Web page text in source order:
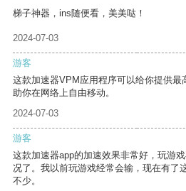
梯子神器，ins随便看，美美哒！
2024-07-03
游客
这款加速器VPM应用程序可以给你提供最
助你在网络上自由移动。
2024-07-03
游客
这款加速器app的加速效果非常好，玩游
况了。我以前玩游戏经常会输，现在有了
不少。